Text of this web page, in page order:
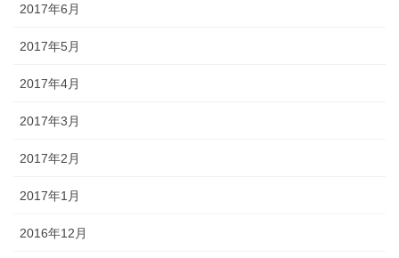
2017年6月
2017年5月
2017年4月
2017年3月
2017年2月
2017年1月
2016年12月